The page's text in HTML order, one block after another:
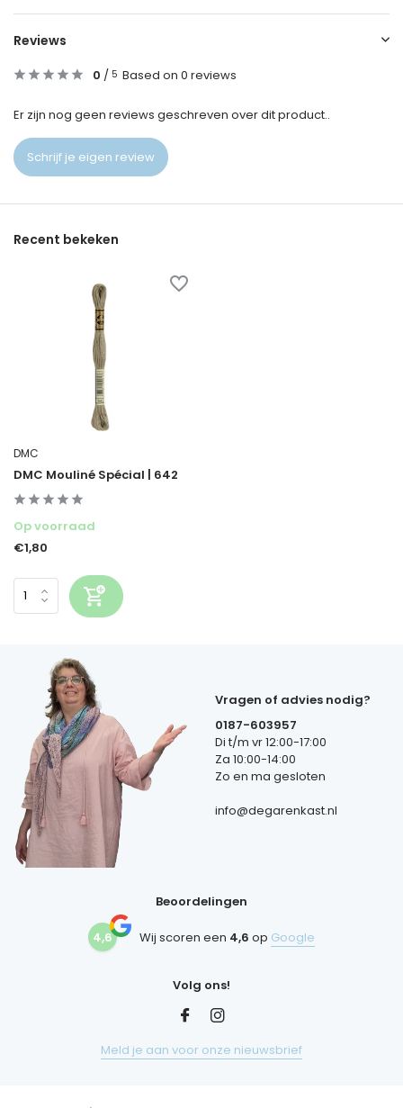
Reviews
0 / 5 Based on 0 reviews
Er zijn nog geen reviews geschreven over dit product..
Schrijf je eigen review
Recent bekeken
DMC
DMC Mouliné Spécial | 642
Op voorraad
€1,80
Vragen of advies nodig?
0187-603957
Di t/m vr 12:00-17:00
Za 10:00-14:00
Zo en ma gesloten
info@degarenkast.nl
Beoordelingen
4,6 Wij scoren een 4,6 op Google
Volg ons!
Meld je aan voor onze nieuwsbrief